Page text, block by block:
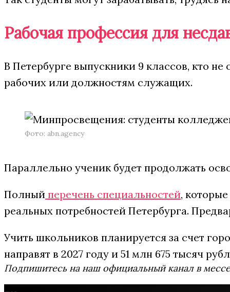
Рабочая профессия для
В Петербурге выпускники 9 классов, кто
рабочих или должностям служащих.
Фото: abn.agency
Параллельно ученик будет продолжать
Полный перечень специальностей,
реальных потребностей Петербурга.
Учить школьников планируется за счет
направят в 2027 году и 51 млн 675 тысяч
Подпишитесь на наш официальный канал в